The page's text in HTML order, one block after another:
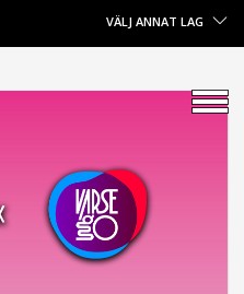
VÄLJ ANNAT LAG